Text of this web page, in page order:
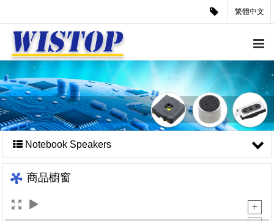
繁體中文
Notebook Speakers
商品櫥窗